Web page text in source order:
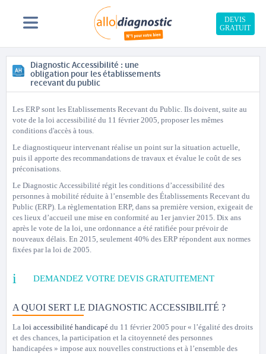
DEVIS
GRATUIT
Diagnostic Accessibilité : une
obligation pour les établissements
recevant du public
Les ERP sont les Etablissements Recevant du Public. Ils doivent, suite au
vote de la loi accessibilité du 11 février 2005, proposer les mêmes
conditions d'accès à tous.
Le diagnostiqueur intervenant réalise un point sur la situation actuelle,
puis il apporte des recommandations de travaux et évalue le coût de ses
préconisations.
Le Diagnostic Accessibilité régit les conditions d’accessibilité des
personnes à mobilité réduite à l’ensemble des Établissements Recevant du
Public (ERP). La règlementation ERP, dans sa première version, exigeait de
ces lieux d’accueil une mise en conformité au 1er janvier 2015. Dix ans
après le vote de la loi, une ordonnance a été ratifiée pour prévoir de
nouveaux délais. En 2015, seulement 40% des ERP répondent aux normes
fixées par la loi de 2005.
DEMANDEZ VOTRE DEVIS GRATUITEMENT
A QUOI SERT LE DIAGNOSTIC ACCESSIBILITÉ ?
La loi accessibilité handicapé du 11 février 2005 pour « l’égalité des droits
et des chances, la participation et la citoyenneté des personnes
handicapées » impose aux nouvelles constructions et à l’ensemble des